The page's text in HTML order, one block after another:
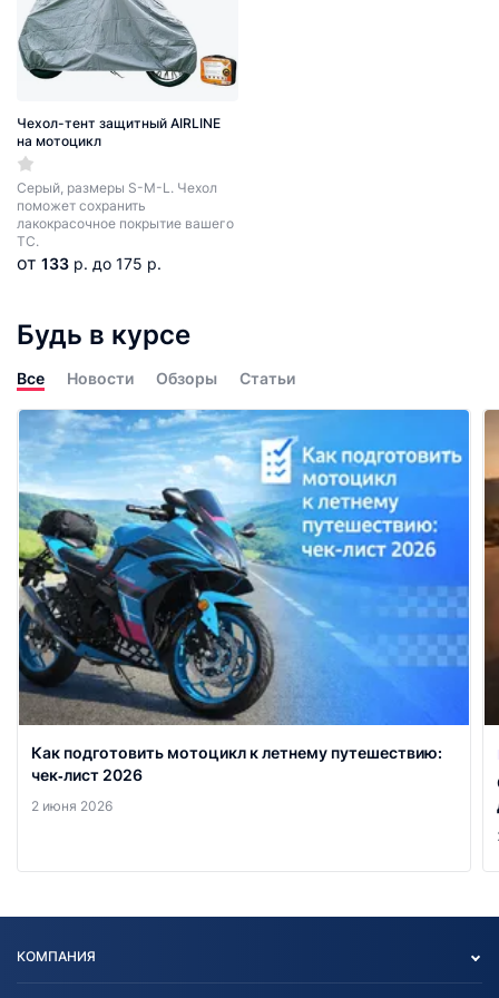
Чехол-тент защитный AIRLINE
на мотоцикл
Серый, размеры S-M-L. Чехол
поможет сохранить
лакокрасочное покрытие вашего
ТС.
от 133 р. до 175 р.
Будь в курсе
Все Новости Обзоры Статьи
Как подготовить мотоцикл к летнему путешествию:
чек‑лист 2026
2 июня 2026
КОМПАНИЯ